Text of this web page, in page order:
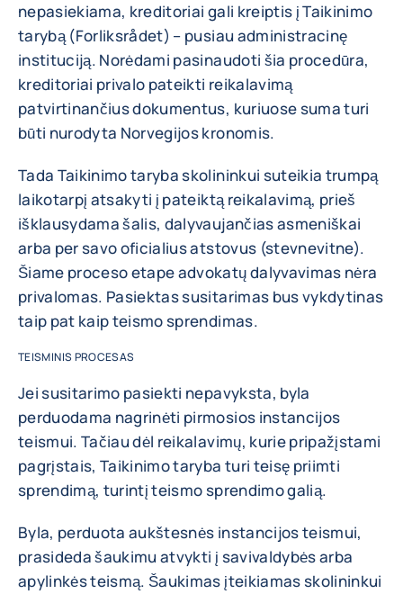
nepasiekiama, kreditoriai gali kreiptis į Taikinimo
tarybą (Forliksrådet) – pusiau administracinę
instituciją. Norėdami pasinaudoti šia procedūra,
kreditoriai privalo pateikti reikalavimą
patvirtinančius dokumentus, kuriuose suma turi
būti nurodyta Norvegijos kronomis.
Tada Taikinimo taryba skolininkui suteikia trumpą
laikotarpį atsakyti į pateiktą reikalavimą, prieš
išklausydama šalis, dalyvaujančias asmeniškai
arba per savo oficialius atstovus (stevnevitne).
Šiame proceso etape advokatų dalyvavimas nėra
privalomas. Pasiektas susitarimas bus vykdytinas
taip pat kaip teismo sprendimas.
TEISMINIS PROCESAS
Jei susitarimo pasiekti nepavyksta, byla
perduodama nagrinėti pirmosios instancijos
teismui. Tačiau dėl reikalavimų, kurie pripažįstami
pagrįstais, Taikinimo taryba turi teisę priimti
sprendimą, turintį teismo sprendimo galią.
Byla, perduota aukštesnės instancijos teismui,
prasideda šaukimu atvykti į savivaldybės arba
apylinkės teismą. Šaukimas įteikiamas skolininkui